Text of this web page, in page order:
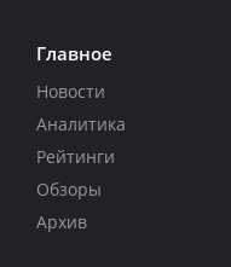
Главное
Новости
Аналитика
Рейтинги
Обзоры
Архив